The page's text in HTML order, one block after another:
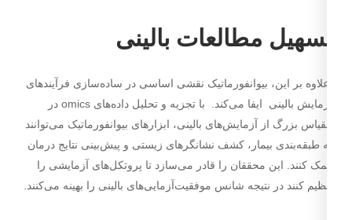
مطالعات بالینی
بر این، بیوانفورماتیک نقشی اساسی در ساده‌سازی فرآیندهای
آزمایش بالینی ایفا می‌کند. با تجزیه و تحلیل داده‌های omics در
بزرگ از آزمایش‌های بالینی، ابزارهای بیوانفورماتیک می‌توانند
طبقه‌بندی بیمار، کشف نشانگرهای زیستی و پیش‌بینی نتایج درمان
کنند. این محققان را قادر می‌سازد تا پروتکل‌های آزمایشی را
کنند در نتیجه شانس موفقیت‌آزمایی‌های بالینی را بهینه می‌کنند.